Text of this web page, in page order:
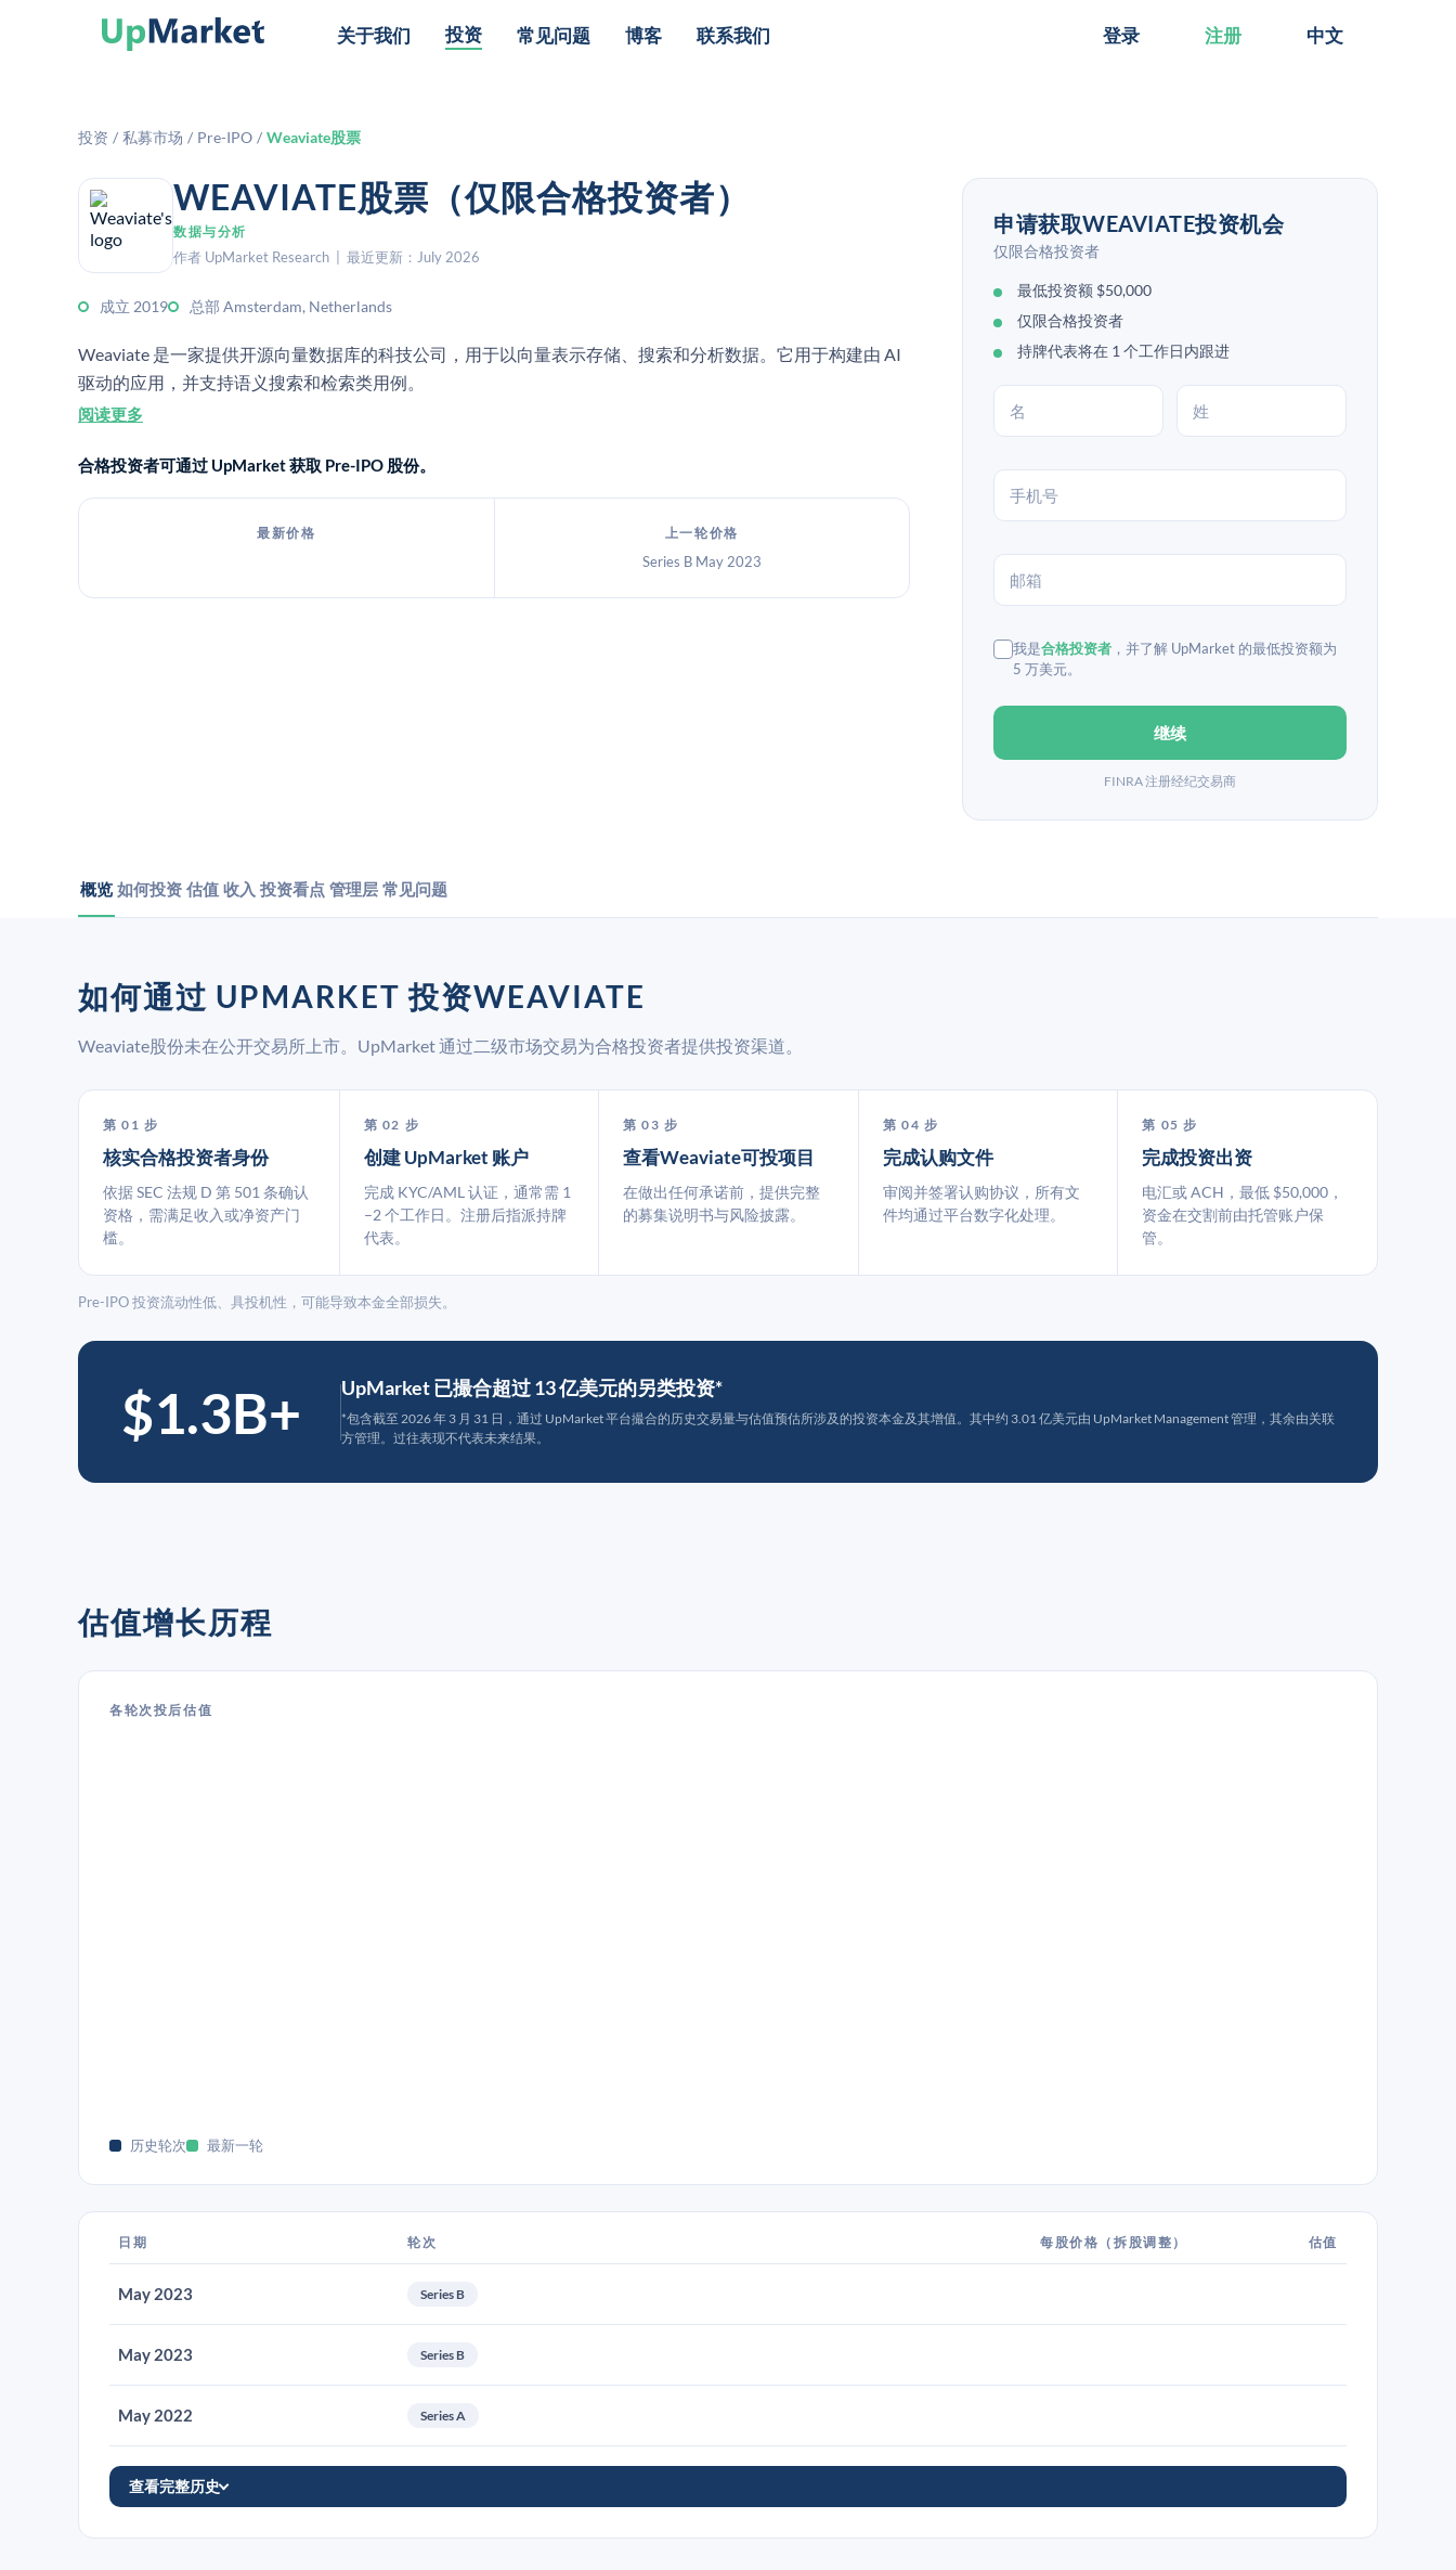
关于我们 投资 常见问题 博客 联系我们 登录 注册 中文
投资 / 私募市场 / Pre-IPO / Weaviate股票
WEAVIATE股票（仅限合格投资者）
数据与分析
作者 UpMarket Research | 最近更新：July 2026
成立 2019 总部 Amsterdam, Netherlands
Weaviate 是一家提供开源向量数据库的科技公司，用于以向量表示存储、搜索和分析数据。它用于构建由 AI
驱动的应用，并支持语义搜索和检索类用例。
阅读更多
合格投资者可通过 UpMarket 获取 Pre-IPO 股份。
最新价格 上一轮价格
Series B May 2023
申请获取WEAVIATE投资机会
仅限合格投资者
最低投资额 $50,000
仅限合格投资者
持牌代表将在 1 个工作日内跟进
我是合格投资者 ，并了解 UpMarket 的最低投资额为
5 万美元。
继续
FINRA 注册经纪交易商
概览 如何投资 估值 收入 投资看点 管理层 常见问题
如何通过 UPMARKET 投资WEAVIATE
Weaviate股份未在公开交易所上市。UpMarket 通过二级市场交易为合格投资者提供投资渠道。
第 01 步
核实合格投资者身份
依据 SEC 法规 D 第 501 条确认
资格，需满足收入或净资产门
槛。
第 02 步
创建 UpMarket 账户
完成 KYC/AML 认证，通常需 1
–2 个工作日。注册后指派持牌
代表。
第 03 步
查看Weaviate可投项目
在做出任何承诺前，提供完整
的募集说明书与风险披露。
第 04 步
完成认购文件
审阅并签署认购协议，所有文
件均通过平台数字化处理。
第 05 步
完成投资出资
电汇或 ACH，最低 $50,000，
资金在交割前由托管账户保
管。
Pre-IPO 投资流动性低、具投机性，可能导致本金全部损失。
$1.3B+ UpMarket 已撮合超过 13 亿美元的另类投资*
*包含截至 2026 年 3 月 31 日，通过 UpMarket 平台撮合的历史交易量与估值预估所涉及的投资本金及其增值。其中约 3.01 亿美元由 UpMarket Management 管理，其余由关联
方管理。过往表现不代表未来结果。
估值增长历程
各轮次投后估值
历史轮次 最新一轮
日期 轮次 每股价格（拆股调整） 估值
May 2023 Series B
May 2023 Series B
May 2022 Series A
查看完整历史